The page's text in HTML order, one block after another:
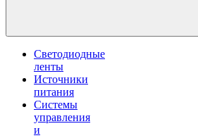
Светодиодные
ленты
Источники
питания
Системы
управления
и